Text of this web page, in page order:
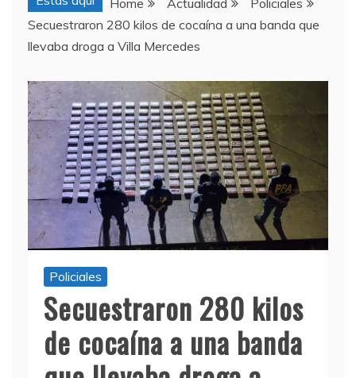
Home Actualidad
Policiales
Secuestraron 280 kilos de cocaína a una banda que
llevaba droga a Villa Mercedes
Policiales
Secuestraron 280 kilos
de cocaína a una banda